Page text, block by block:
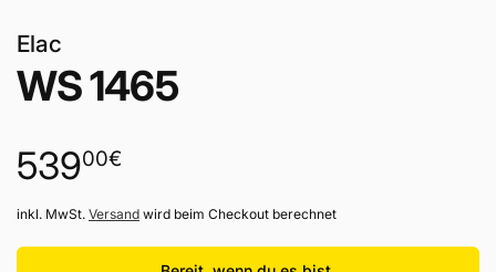
Elac
WS 1465
Normaler
Preis
53900€
inkl. MwSt. Versand wird beim Checkout berechnet